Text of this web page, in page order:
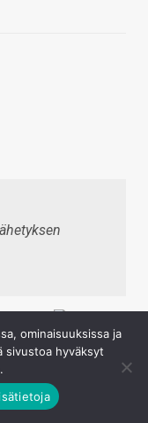
ominaisuuksissa ja
sivustoa hyväksyt